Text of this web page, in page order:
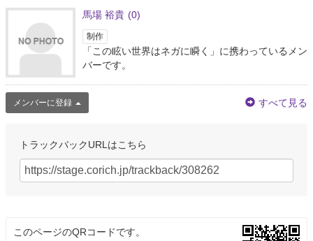
馬場 裕貴 (0)
制作
「この眩い世界はネガに瞬く」に携わっているメン
バーです。
メンバーに登録 すべて見る
トラックバックURLはこちら
このページのQRコードです。